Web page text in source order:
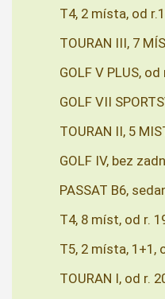
T4, 2 místa, od
TOURAN III, 7
GOLF V PLUS,
GOLF VII
TOURAN II, 5
GOLF IV, bez
PASSAT B6,
T4, 8 míst, od r.
T5, 2 místa, 1+1,
TOURAN I, od r.